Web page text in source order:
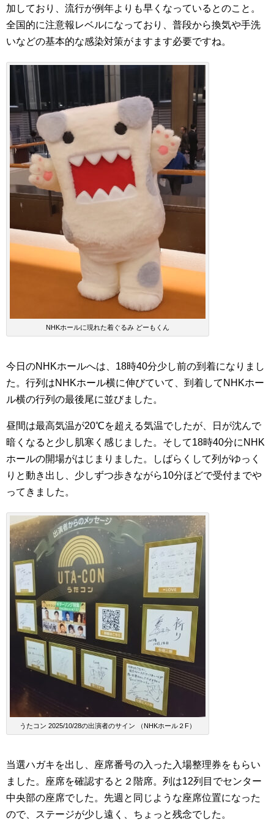
加しており、流行が例年よりも早くなっているとのこと。
全国的に注意報レベルになっており、普段から換気や手洗
いなどの基本的な感染対策がますます必要ですね。
NHKホールに現れた着ぐるみ どーもくん
今日のNHKホールへは、18時40分少し前の到着になりまし
た。行列はNHKホール横に伸びていて、到着してNHKホー
ル横の行列の最後尾に並びました。
昼間は最高気温が20℃を超える気温でしたが、日が沈んで
暗くなると少し肌寒く感じました。そして18時40分にNHK
ホールの開場がはじまりました。しばらくして列がゆっく
りと動き出し、少しずつ歩きながら10分ほどで受付までや
ってきました。
うたコン 2025/10/28の出演者のサイン （NHKホール２F）
当選ハガキを出し、座席番号の入った入場整理券をもらい
ました。座席を確認すると２階席。列は12列目でセンター
中央部の座席でした。先週と同じような座席位置になった
ので、ステージが少し遠く、ちょっと残念でした。